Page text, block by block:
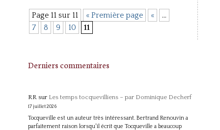
Page 11 sur 11 « Première page «
…
7
8 9 10 11
Derniers commentaires
RRsur Les temps tocquevilliens – par Dominique Decherf
17 juillet 2026
Tocqueville est un auteur très intéressant. Bertrand Renouvin a
parfaitement raison lorsqu'il écrit que Tocqueville a beaucoup